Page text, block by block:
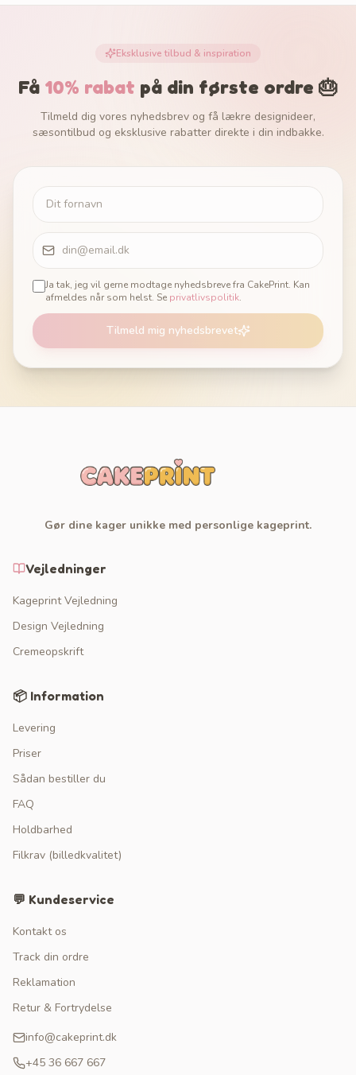
Eksklusive tilbud & inspiration
Få 10% rabat på din første ordre 🎂
Tilmeld dig vores nyhedsbrev og få lækre designideer,
sæsontilbud og eksklusive rabatter direkte i din indbakke.
Ja tak, jeg vil gerne modtage nyhedsbreve fra CakePrint. Kan
afmeldes når som helst. Se privatlivspolitik.
Tilmeld mig nyhedsbrevet
Gør dine kager unikke med personlige kageprint.
Vejledninger
Kageprint Vejledning
Design Vejledning
Cremeopskrift
📦 Information
Levering
Priser
Sådan bestiller du
FAQ
Holdbarhed
Filkrav (billedkvalitet)
💬 Kundeservice
Kontakt os
Track din ordre
Reklamation
Retur & Fortrydelse
info@cakeprint.dk
+45 36 667 667